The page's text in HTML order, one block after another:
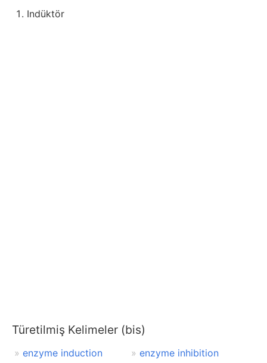
Indüktör
Türetilmiş Kelimeler (bis)
enzyme induction
enzyme inhibition